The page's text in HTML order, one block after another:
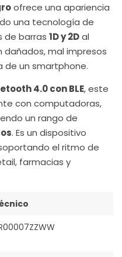
ofrece una apariencia
una tecnología de
de barras 1D y 2Dal
dañados, mal impresos
de un smartphone.
4.0 con BLE, este
con computadoras,
un rango de
. Es un dispositivo
el ritmo de
farmacias y